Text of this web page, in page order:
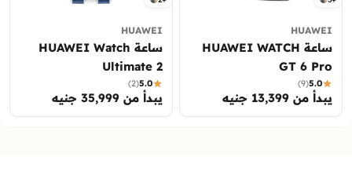
HUAWEI
ساعة HUAWEI WATCH
GT 6 Pro
5.0
(9)
السعر
العادي
يبدأ من 13,399 جنيه
HUAWEI
ساعة HUAWEI Watch
Ultimate 2
5.0
(2)
السعر
العادي
يبدأ من 35,999 جنيه